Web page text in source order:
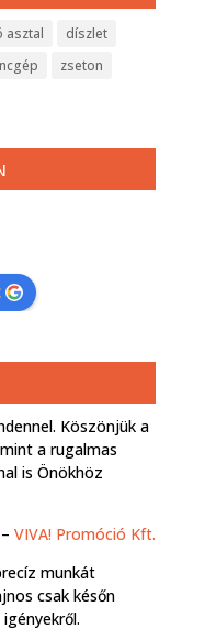
asztal
díszlet
zseton
Köszönjük a
a rugalmas
is Önökhöz
–VIVA! Promóció Kft.
munkát
csak későn